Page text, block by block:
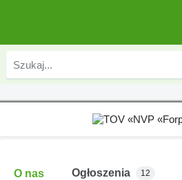
O nas Ogłoszenia 12